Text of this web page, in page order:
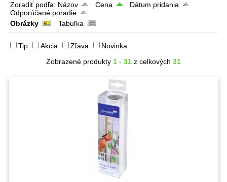
Zoradiť podľa: Názov Cena
Dátum pridania
Odporúčané poradie
Obrázky
Tabuľka
Tip Akcia Zľava
Novinka
Zobrazené produkty 1 - 31 z celkových 31